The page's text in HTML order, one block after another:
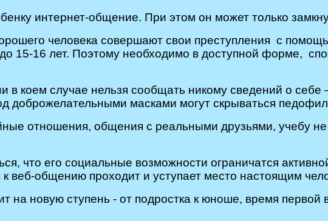
интернет-общение. При этом он может только
человека совершают свои преступления с
15-16 лет. Поэтому необходимо в доступной форме,
в коем случае нельзя сообщать никому сведений о себе
доброжелательными масками могут скрываться
отношения, общения с реальными друзьями, учебу
что его социальные возможности ограничатся
к веб-общению проходит и уступает место настоящим
на новую ступень - от подростка к юноше, время